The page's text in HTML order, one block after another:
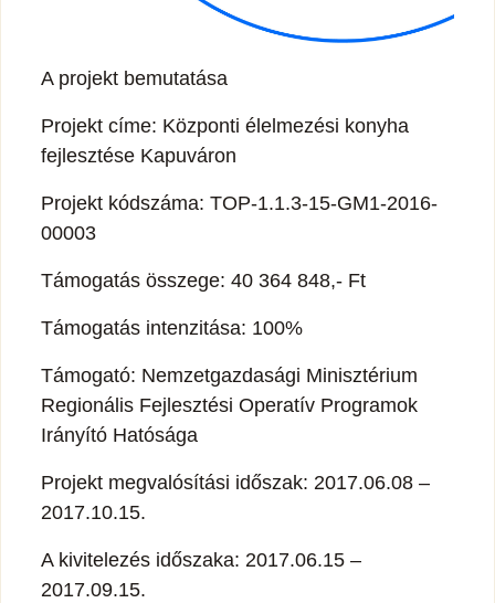
A projekt bemutatása
Projekt címe: Központi élelmezési konyha
fejlesztése Kapuváron
Projekt kódszáma: TOP-1.1.3-15-GM1-2016-
00003
Támogatás összege: 40 364 848,- Ft
Támogatás intenzitása: 100%
Támogató: Nemzetgazdasági Minisztérium
Regionális Fejlesztési Operatív Programok
Irányító Hatósága
Projekt megvalósítási időszak: 2017.06.08 –
2017.10.15.
A kivitelezés időszaka: 2017.06.15 –
2017.09.15.